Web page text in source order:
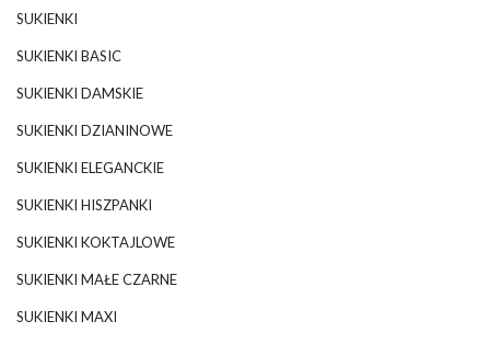
SUKIENKI
SUKIENKI BASIC
SUKIENKI DAMSKIE
SUKIENKI DZIANINOWE
SUKIENKI ELEGANCKIE
SUKIENKI HISZPANKI
SUKIENKI KOKTAJLOWE
SUKIENKI MAŁE CZARNE
SUKIENKI MAXI